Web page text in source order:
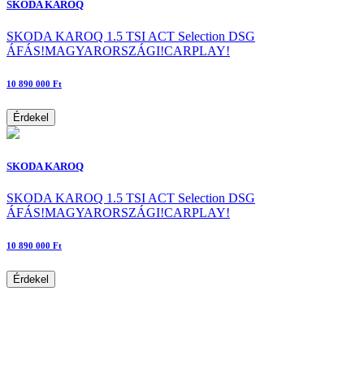
SKODA KAROQ
SKODA KAROQ 1.5 TSI ACT Selection DSG
ÁFÁS!MAGYARORSZÁGI!CARPLAY!
10 890 000 Ft
Érdekel
SKODA KAROQ
SKODA KAROQ 1.5 TSI ACT Selection DSG
ÁFÁS!MAGYARORSZÁGI!CARPLAY!
10 890 000 Ft
Érdekel